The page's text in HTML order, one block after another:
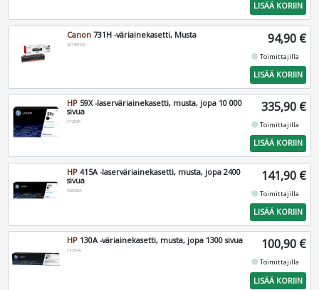
LISÄÄ KORIIN
Canon 731H -väriainekasetti, Musta
6273B002 94,90 €
fiber_manual_recordToimittajilla
LISÄÄ KORIIN
HP 59X -laserväriainekasetti, musta, jopa 10 000
sivua
CF259X
335,90 €
fiber_manual_recordToimittajilla
LISÄÄ KORIIN
HP 415A -laserväriainekasetti, musta, jopa 2400
sivua
W2030A
141,90 €
fiber_manual_recordToimittajilla
LISÄÄ KORIIN
HP 130A -väriainekasetti, musta, jopa 1300 sivua
CF350A 100,90 €
fiber_manual_recordToimittajilla
LISÄÄ KORIIN